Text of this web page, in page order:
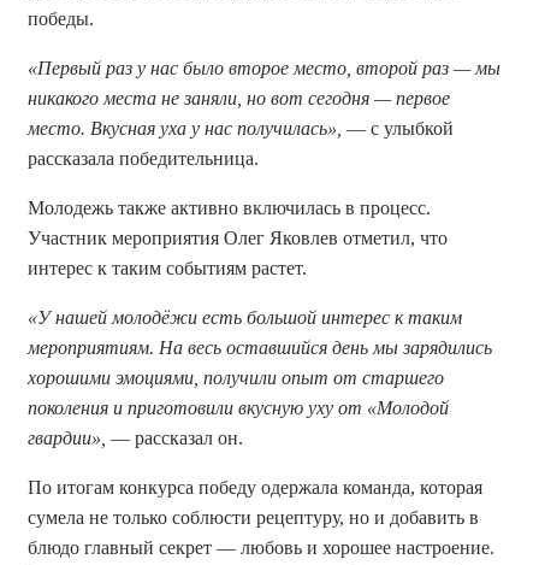
победы.
«Первый раз у нас было второе место, второй раз — мы
никакого места не заняли, но вот сегодня — первое
место. Вкусная уха у нас получилась», — с улыбкой
рассказала победительница.
Молодежь также активно включилась в процесс.
Участник мероприятия Олег Яковлев отметил, что
интерес к таким событиям растет.
«У нашей молодёжи есть большой интерес к таким
мероприятиям. На весь оставшийся день мы зарядились
хорошими эмоциями, получили опыт от старшего
поколения и приготовили вкусную уху от «Молодой
гвардии», — рассказал он.
По итогам конкурса победу одержала команда, которая
сумела не только соблюсти рецептуру, но и добавить в
блюдо главный секрет — любовь и хорошее настроение.